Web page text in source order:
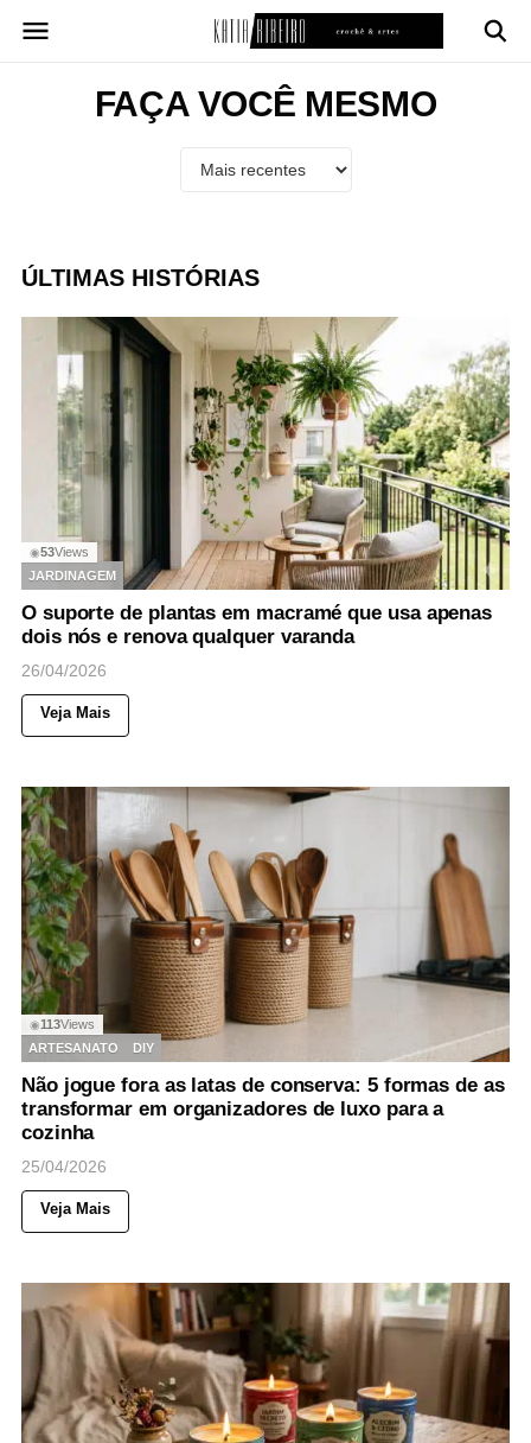
para
FAÇA VOCÊ MESMO
ÚLTIMAS HISTÓRIAS
◉53Views
JARDINAGEM
O suporte de plantas em macramé que usa apenas
dois nós e renova qualquer varanda
26/04/2026
Veja Mais
◉113Views
ARTESANATO
DIY
Não jogue fora as latas de conserva: 5 formas de as
transformar em organizadores de luxo para a
cozinha
25/04/2026
Veja Mais